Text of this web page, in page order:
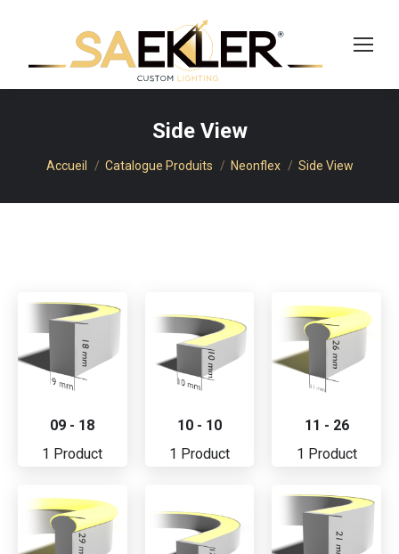
Side View
Vous êtes ici :
Accueil Catalogue Produits Neonflex Side View
09 - 18
1 Product
10 - 10
1 Product
11 - 26
1 Product